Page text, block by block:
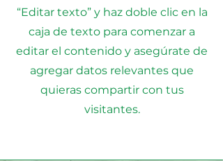
“Editar texto” y haz doble clic en la
caja de texto para comenzar a
editar el contenido y asegúrate de
agregar datos relevantes que
quieras compartir con tus
visitantes.